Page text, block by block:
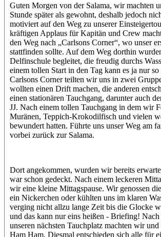
Guten Morgen von der Salama, wir machten
Stunde später als gewohnt, deshalb jedoch
motiviert auf den Weg zu unserer
kräftigen Applaus für Kapitän und Crew
den Weg nach „Carlsons Corner“, wo unser
stattfinden sollte. Auf dem Weg dorthin
Delfinschule begleitet, die freudig durchs
einem tollen Start in den Tag kann es ja nur
Carlsons Corner teilten wir uns in zwei
wollten einen Drift machen, die anderen
einen stationären Tauchgang, darunter auch
JJ. Nach einem tollen Tauchgang in dem wir
Muränen, Teppich-Krokodilfisch und vielen
bewundert hatten. Führte uns unser Weg am
vorbei zurück zur Salama.
Dort angekommen, wurden wir bereits
war schon gedeckt. Nach einem leckeren
wir eine kleine Mittagspause. Wir genossen
ein Nickerchen oder kühlten uns im klaren
verging nicht allzu lange Zeit bis die Glocke
und das kann nur eins heißen - Briefing!
unseren nächsten Tauchplatz machten wir
Ham Ham. Diesmal entschieden sich alle für